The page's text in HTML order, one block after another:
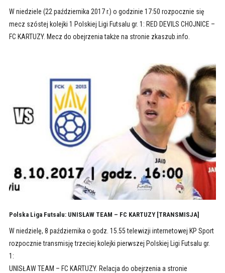
W niedziele (22 października 2017 r.) o godzinie 17:50 rozpocznie się
mecz szóstej kolejki 1 Polskiej Ligi Futsalu gr. 1: RED DEVILS CHOJNICE –
FC KARTUZY. Mecz do obejrzenia także na stronie zkaszub.info.
Polska Liga Futsalu: UNISŁAW TEAM – FC KARTUZY [TRANSMISJA]
W niedzielę, 8 października o godz. 15.55 telewizji internetowej KP Sport
rozpocznie transmisję trzeciej kolejki pierwszej Polskiej Ligi Futsalu gr.
1:
UNISŁAW TEAM – FC KARTUZY. Relacja do obejrzenia a stronie